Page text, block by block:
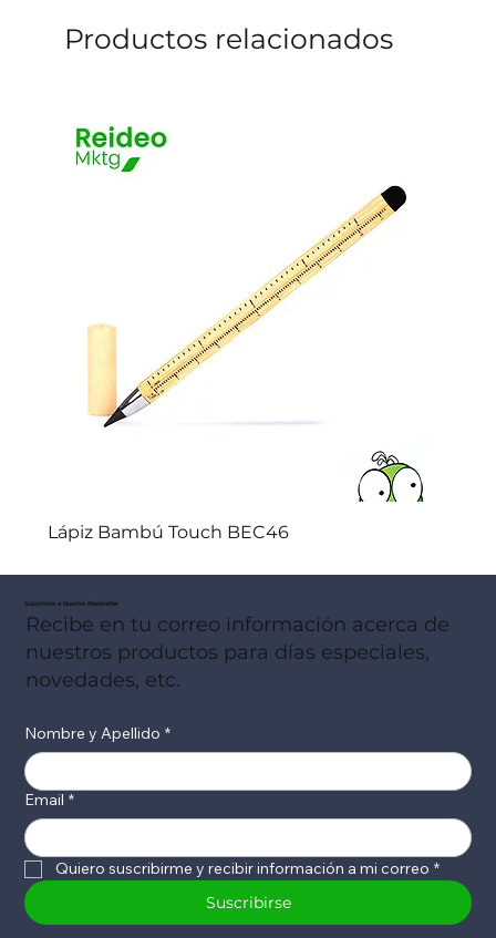
Productos relacionados
Lápiz Bambú Touch BEC46
Suscribete a Nuestro Newsletter
Recibe en tu correo información acerca de
nuestros productos para días especiales,
novedades, etc.
Nombre y Apellido *
Email *
Quiero suscribirme y recibir información a mi correo *
Suscribirse